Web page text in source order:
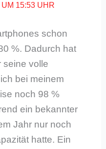
15:53 UHR
schon
%. Dadurch hat
seine volle
bei meinem
noch 98 %
ein bekannter
Jahr nur noch
hatte. Ein